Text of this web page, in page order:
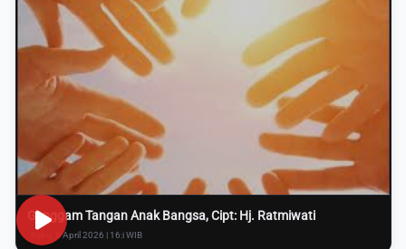
Genggam Tangan Anak Bangsa, Cipt: Hj. Ratmiwati
Rabu, 8 April 2026 | 16:i WIB